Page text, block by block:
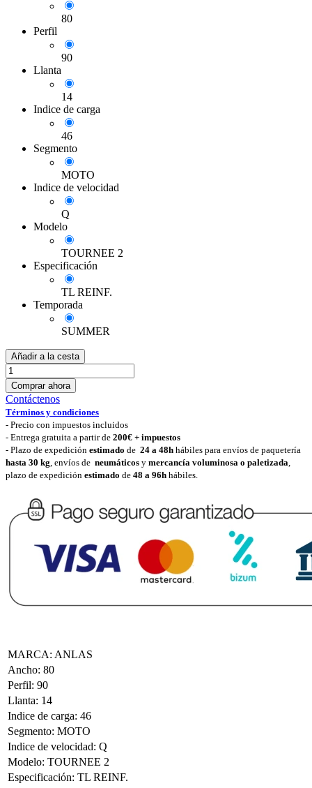
80
Perfil
90
Llanta
14
Indice de carga
46
Segmento
MOTO
Indice de velocidad
Q
Modelo
TOURNEE 2
Especificación
TL REINF.
Temporada
SUMMER
Añadir a la cesta
Comprar ahora
Contáctenos
Términos y condiciones
- Precio con impuestos incluidos
- Entrega gratuita a partir de 200€ + impuestos
- Plazo de expedición estimado de 24 a 48h hábiles para envíos de paquetería
hasta 30 kg, envíos de neumáticos y mercancía voluminosa o paletizada,
plazo de expedición estimado de 48 a 96h hábiles.
MARCA: ANLAS
Ancho: 80
Perfil: 90
Llanta: 14
Indice de carga: 46
Segmento: MOTO
Indice de velocidad: Q
Modelo: TOURNEE 2
Especificación: TL REINF.